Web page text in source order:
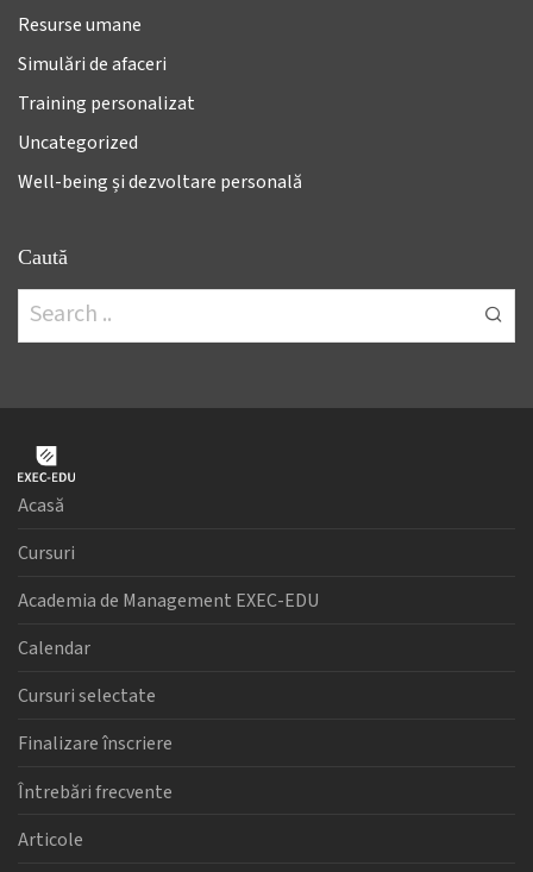
Resurse umane
Simulări de afaceri
Training personalizat
Uncategorized
Well-being și dezvoltare personală
Caută
Acasă
Cursuri
Academia de Management EXEC-EDU
Calendar
Cursuri selectate
Finalizare înscriere
Întrebări frecvente
Articole